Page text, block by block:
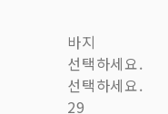
바지
선택하세요.
선택하세요.
29